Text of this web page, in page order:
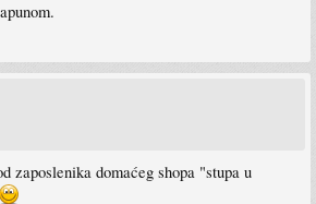
zaposlenika domaćeg shopa "stupa u